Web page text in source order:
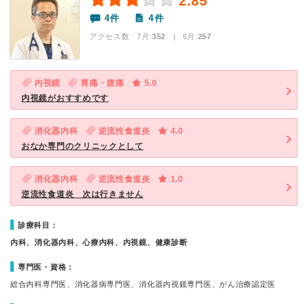
4件 4件
アクセス数 7月:352 | 6月:257
内視鏡 胃痛・腹痛
5.0
内視鏡がおすすめです
消化器内科 逆流性食道炎
4.0
おなか専門のクリニックとして
消化器内科 逆流性食道炎
1.0
逆流性食道炎 次は行きません
診療科目：
内科、消化器内科、心療内科、内視鏡、健康診断
専門医・資格：
総合内科専門医、消化器病専門医、消化器内視鏡専門医、がん治療認定医